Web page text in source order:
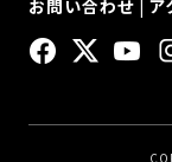
お問い合わせ| ア